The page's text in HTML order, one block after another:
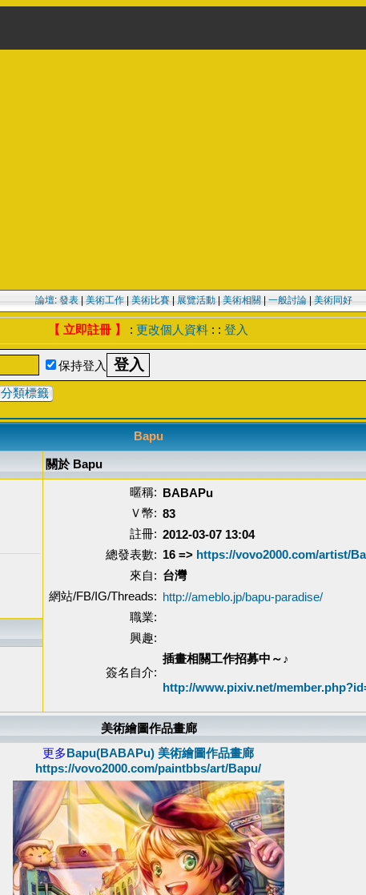
論壇: 發表| 美術工作| 美術比賽| 展覽活動| 美術相關 一般討論| 美術同好
【 立即註冊 】 : 更改個人資料 : : 登入
保持登入
分類標籤
Bapu
關於 Bapu
暱稱: BABAPu
Ｖ幣: 83
註冊: 2012-03-07 13:04
總發表數: 16 => https://vovo2000.com/artist/
來自: 台灣
網站/FB/IG/Threads: http://ameblo.jp/bapu-paradise/
職業:
興趣:
簽名自介:
插畫相關工作招募中～♪
http://www.pixiv.net/
美術繪圖作品畫廊
更多Bapu(BABAPu) 美術繪圖作品畫廊
https://vovo2000.com/paintbbs/art/Bapu/